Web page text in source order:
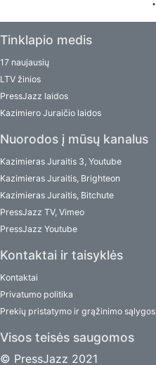
Tinklapio medis
17 naujausių
LTV žinios
PressJazz laidos
Kazimiero Juraičio laidos
Nuorodos į mūsų kanalus
Kazimieras Juraitis 3, Youtube
Kazimieras Juraitis, Brighteon
Kazimieras Juraitis, Bitchute
PressJazz TV, Vimeo
PressJazz Youtube
Kontaktai ir taisyklės
Kontaktai
Privatumo politika
Prekių pristatymo ir grąžinimo sąlygos
Visos teisės saugomos
© PressJazz 2021